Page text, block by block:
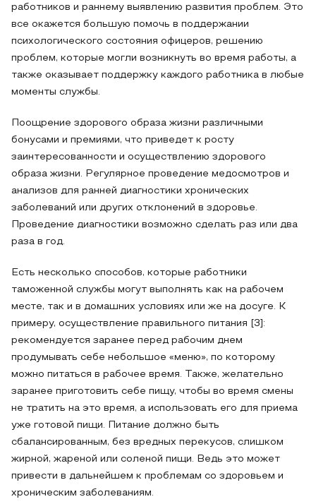
работников и раннему выявлению развития проблем. Это
все окажется большую помочь в поддержании
психологического состояния офицеров, решению
проблем, которые могли возникнуть во время работы, а
также оказывает поддержку каждого работника в любые
моменты службы.
Поощрение здорового образа жизни различными
бонусами и премиями, что приведет к росту
заинтересованности и осуществлению здорового
образа жизни. Регулярное проведение медосмотров и
анализов для ранней диагностики хронических
заболеваний или других отклонений в здоровье.
Проведение диагностики возможно сделать раз или два
раза в год.
Есть несколько способов, которые работники
таможенной службы могут выполнять как на рабочем
месте, так и в домашних условиях или же на досуге. К
примеру, осуществление правильного питания [3]:
рекомендуется заранее перед рабочим днем
продумывать себе небольшое «меню», по которому
можно питаться в рабочее время. Также, желательно
заранее приготовить себе пищу, чтобы во время смены
не тратить на это время, а использовать его для приема
уже готовой пищи. Питание должно быть
сбалансированным, без вредных перекусов, слишком
жирной, жареной или соленой пищи. Ведь это может
привести в дальнейшем к проблемам со здоровьем и
хроническим заболеваниям.